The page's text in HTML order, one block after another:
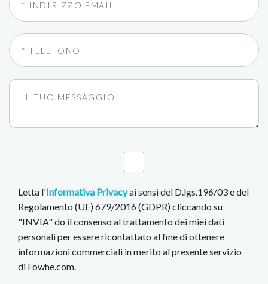
Letta l'Informativa Privacyai sensi del D.lgs.196/03 e del
Regolamento (UE) 679/2016 (GDPR) cliccando su
"INVIA" do il consenso al trattamento dei miei dati
personali per essere ricontattato al fine di ottenere
informazioni commerciali in merito al presente servizio
di Fowhe.com.